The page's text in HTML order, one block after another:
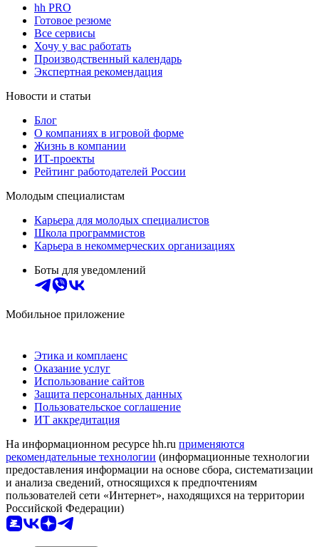
hh PRO
Готовое резюме
Все сервисы
Хочу у вас работать
Производственный календарь
Экспертная рекомендация
Новости и статьи
Блог
О компаниях в игровой форме
Жизнь в компании
ИТ-проекты
Рейтинг работодателей России
Молодым специалистам
Карьера для молодых специалистов
Школа программистов
Карьера в некоммерческих организациях
Боты для уведомлений
Мобильное приложение
Этика и комплаенс
Оказание услуг
Использование сайтов
Защита персональных данных
Пользовательское соглашение
ИТ аккредитация
На информационном ресурсе hh.ru применяются
рекомендательные технологии (информационные технологии
предоставления информации на основе сбора, систематизации
и анализа сведений, относящихся к предпочтениям
пользователей сети «Интернет», находящихся на территории
Российской Федерации)